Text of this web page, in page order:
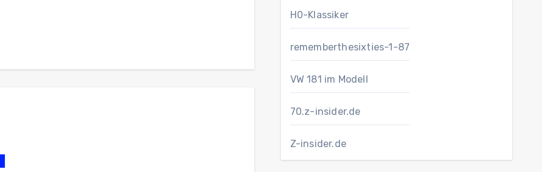
H0-Klassiker
rememberthesixties-1-87
VW 181 im Modell
70.z-insider.de
Z-insider.de